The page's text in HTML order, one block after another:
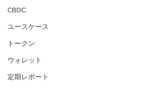
CBDC
ユースケース
トークン
ウォレット
定期レポート